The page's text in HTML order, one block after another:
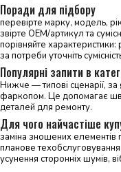
Поради для підбору
перевірте марку, модель,
звірте OEM/артикул та
порівняйте характеристики:
за потреби уточніть
Популярні запити в
Нижче — типові сценарії,
фаркопом. Це допомагає
деталей для ремонту.
Для чого найчастіше
заміна зношених елементів
планове техобслуговування
усунення сторонніх шумів,